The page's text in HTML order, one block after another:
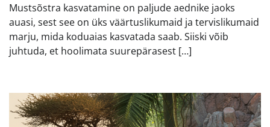
Mustsõstra kasvatamine on paljude aednike jaoks
auasi, sest see on üks väärtuslikumaid ja tervislikumaid
marju, mida koduaias kasvatada saab. Siiski võib
juhtuda, et hoolimata suurepärasest […]